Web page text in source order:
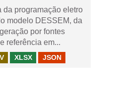
da programação eletro
modelo DESSEM, da
por fontes
referência em...
XLSX JSON